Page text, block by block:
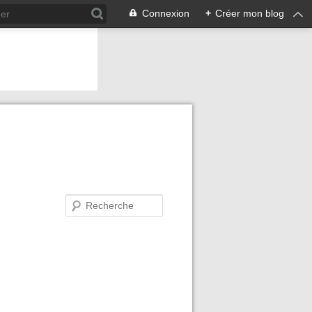
Connexion + Créer mon blog